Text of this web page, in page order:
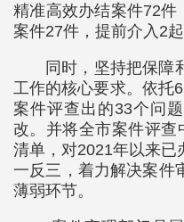
精准高效办结案件72件
案件27件，提前介入2
同时，坚持把保障
工作的核心要求。依托
案件评查出的33个问
改。并将全市案件评查
清单，对2021年以来已
一反三，着力解决案件
薄弱环节。